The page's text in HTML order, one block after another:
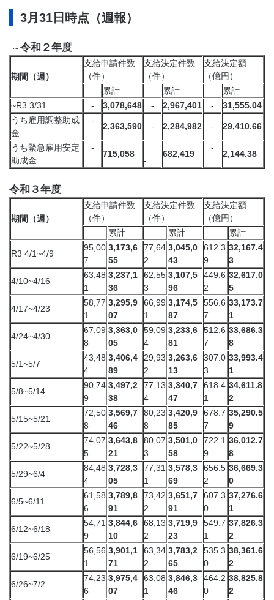
3月31日時点（週報）
～令和２年度
期間（週）
支給申請件数
（件）
支給決定件数
（件）
支給決定額
（億円）
累計
累計
累計
~R3 3/31
- 3,078,648 - 2,967,401 -
31,555.04
うち雇用調整助成
金
-
2,363,590 - 2,284,982 - 29,410.66
うち緊急雇用安定
助成金
-
715,058
-
682,419
-
2,144.38
令和３年度
期間（週）
支給申請件数
（件）
支給決定件数
（件）
支給決定額
（億円）
累計
累計 累計
R3 4/1~4/9
95,00
7
3,173,6
55
77,64
2
3,045,0
43
612.3
9
32,167.4
3
4/10~4/16
63,48
1
3,237,1
36
62,55
3
3,107,5
96
449.6
2
32,617.0
5
4/17~4/23
58,77
1
3,295,9
07
66,99
1
3,174,5
87
556.6
7
33,173.7
1
4/24~4/30
67,09
8
3,363,0
05
59,09
4
3,233,6
81
512.6
7
33,686.3
8
5/1~5/7
43,48
4
3,406,4
89
29,93
2
3,263,6
13
307.0
3
33,993.4
1
5/8~5/14
90,74
9
3,497,2
38
77,13
4
3,340,7
47
618.4
1
34,611.8
2
5/15~5/21
72,50
8
3,569,7
46
80,23
8
3,420,9
85
678.7
7
35,290.5
9
5/22~5/28
74,07
5
3,643,8
21
80,07
3
3,501,0
58
722.1
9
36,012.7
8
5/29~6/4
84,48
4
3,728,3
05
77,31
1
3,578,3
69
656.5
2
36,669.3
0
6/5~6/11
61,58
6
3,789,8
91
73,42
2
3,651,7
91
607.3
0
37,276.6
1
6/12~6/18
54,71
9
3,844,6
10
68,13
2
3,719,9
23
549.7
1
37,826.3
2
6/19~6/25
56,56
1
3,901,1
71
63,34
2
3,783,2
65
535.3
0
38,361.6
2
6/26~7/2
74,23
6
3,975,4
07
63,08
1
3,846,3
46
464.2
0
38,825.8
2